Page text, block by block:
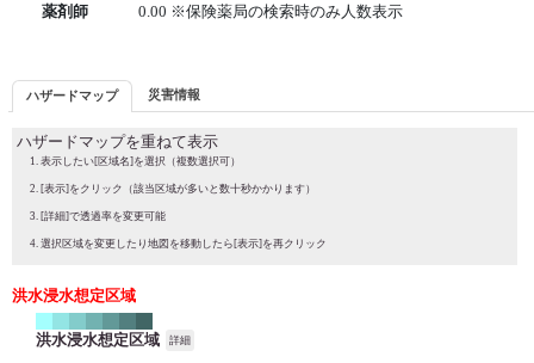
薬剤師 0.00 ※保険薬局の検索時のみ人数表示
ハザードマップ 災害情報
ハザードマップを重ねて表示
表示したい[区域名]を選択（複数選択可）
[表示]をクリック（該当区域が多いと数十秒かかります）
[詳細]で透過率を変更可能
選択区域を変更したり地図を移動したら[表示]を再クリック
洪水浸水想定区域
洪水浸水想定区域 詳細